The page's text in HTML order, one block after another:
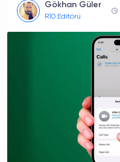
Gökhan Güler
R10 Editörü